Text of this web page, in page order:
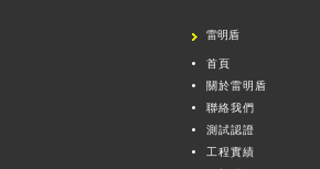
雷明盾
首頁
關於雷明盾
聯絡我們
測試認證
工程實績